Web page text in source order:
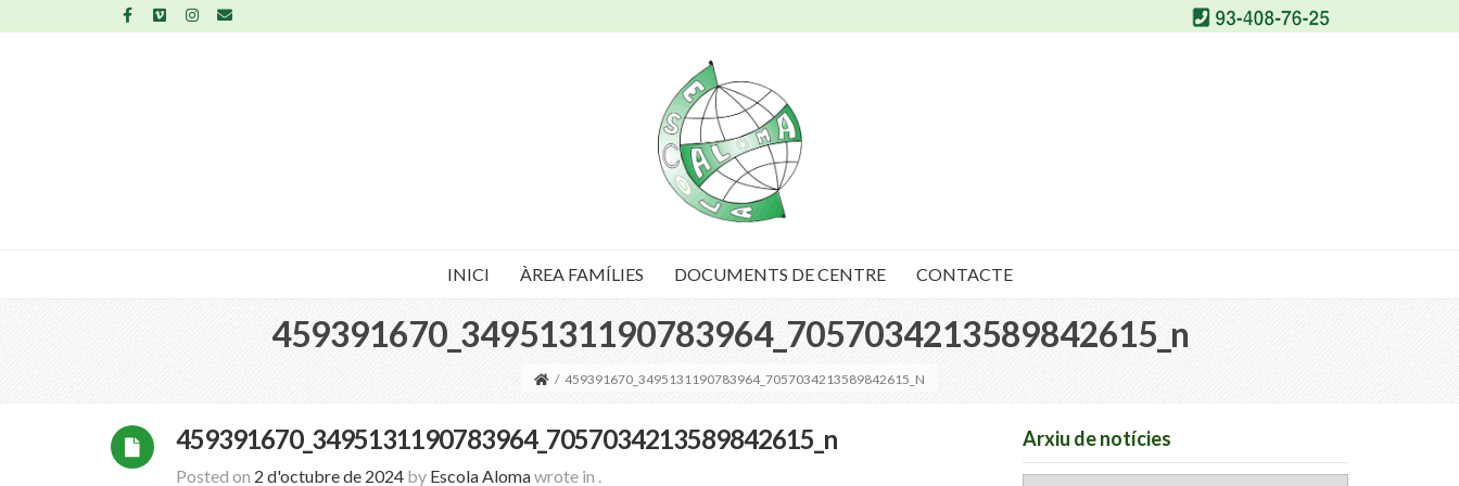
INICI ÀREA FAMÍLIES DOCUMENTS DE CENTRE CONTACTE
459391670_3495131190783964_7057034213589842615_n
/ 459391670_3495131190783964_7057034213589842615_N
459391670_3495131190783964_7057034213589842615_n
Posted on 2 d'octubre de 2024 by Escola Alomawrote in .
Arxiu de notícies